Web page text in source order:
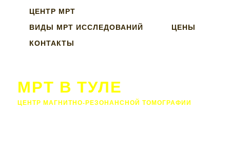
ЦЕНТР МРТ
ВИДЫ МРТ ИССЛЕДОВАНИЙ
ЦЕНЫ
КОНТАКТЫ
МРТ В ТУЛЕ
ЦЕНТР МАГНИТНО-РЕЗОНАНСНОЙ ТОМОГРАФИИ